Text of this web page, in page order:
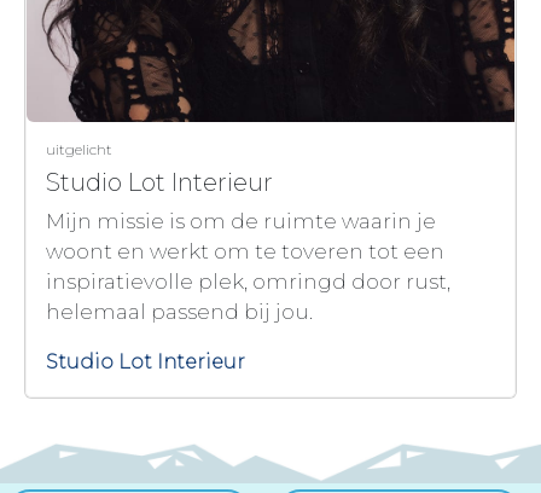
uitgelicht
Studio Lot Interieur
Mijn missie is om de ruimte waarin je
woont en werkt om te toveren tot een
inspiratievolle plek, omringd door rust,
helemaal passend bij jou.
Studio Lot Interieur